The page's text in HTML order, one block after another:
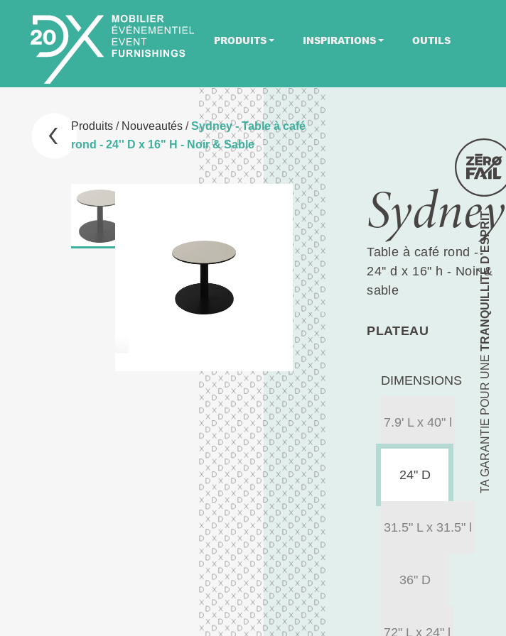
PRODUITS INSPIRATIONS OUTILS
Produits/ Nouveautés/Sydney - Table à café
rond - 24'' D x 16" H - Noir & Sable
TA GARANTIE POUR UNE
TRANQUILLITÉ D’ESPRIT
Sydney
Table à café rond -
24'' d x 16" h - Noir &
sable
PLATEAU
DIMENSIONS
7.9' L x 40" l
24" D
31.5" L x 31.5" l
36" D
72" L x 24" l